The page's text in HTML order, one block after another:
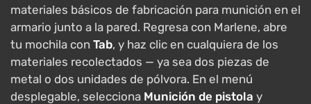
materiales básicos de fabricación para munición en el
armario junto a la pared. Regresa con Marlene, abre
tu mochila con Tab, y haz clic en cualquiera de los
materiales recolectados — ya sea dos piezas de
metal o dos unidades de pólvora. En el menú
desplegable, selecciona Munición de pistola y